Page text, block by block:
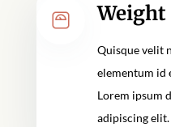
Weight
Quisque velit
elementum id
Lorem ipsum
adipiscing